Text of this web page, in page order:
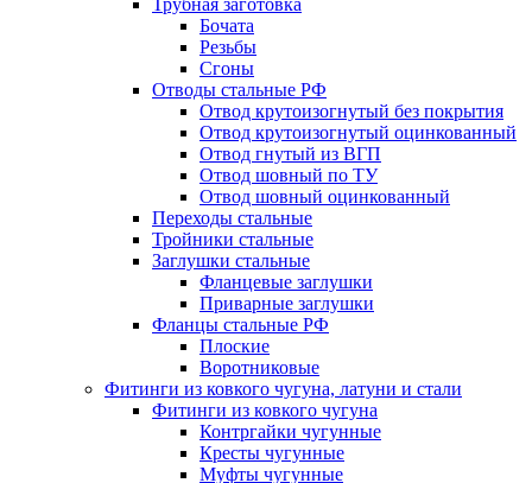
Трубная заготовка
Бочата
Резьбы
Сгоны
Отводы стальные РФ
Отвод крутоизогнутый без покрытия
Отвод крутоизогнутый оцинкованный
Отвод гнутый из ВГП
Отвод шовный по ТУ
Отвод шовный оцинкованный
Переходы стальные
Тройники стальные
Заглушки стальные
Фланцевые заглушки
Приварные заглушки
Фланцы стальные РФ
Плоские
Воротниковые
Фитинги из ковкого чугуна, латуни и стали
Фитинги из ковкого чугуна
Контргайки чугунные
Кресты чугунные
Муфты чугунные